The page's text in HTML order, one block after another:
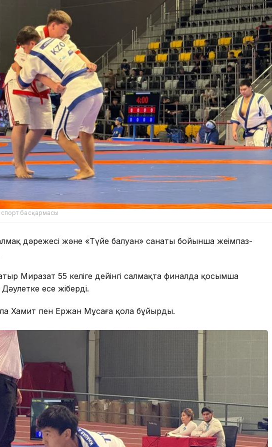
басқармасы
дәрежесі және «Түйе балуан» санаты бойынша жеңімпаз-
Миразат 55 келіге дейінгі салмақта финалда қосымша
есе жіберді.
Хамит пен Ержан Мұсаға қола бұйырды.